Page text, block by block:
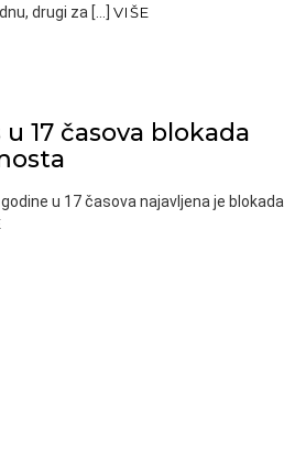
drugi za […] VIŠE
u 17 časova blokada
u 17 časova najavljena je blokada